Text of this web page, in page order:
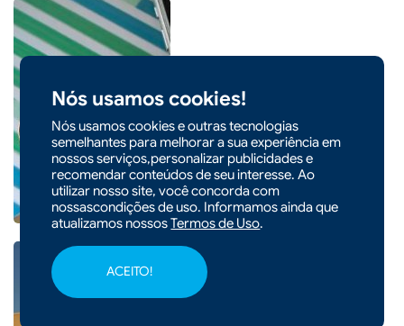
Nós usamos cookies!
Nós usamos cookies e outras tecnologias
semelhantes para melhorar a sua experiência em
nossos serviços,personalizar publicidades e
recomendar conteúdos de seu interesse. Ao
utilizar nosso site, você concorda com
nossascondições de uso. Informamos ainda que
atualizamos nossosTermos de Uso.
ACEITO!
Pela 1ª vez desde março,
mercado reduz expectativa
para Selic em 2026